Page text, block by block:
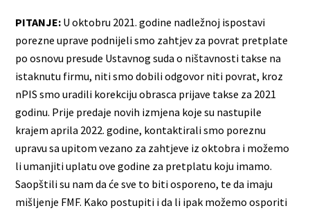
PITANJE: U oktobru 2021. godine nadležnoj ispostavi
porezne uprave podnijeli smo zahtjev za povrat pretplate
po osnovu presude Ustavnog suda o ništavnosti takse na
istaknutu firmu, niti smo dobili odgovor niti povrat, kroz
nPIS smo uradili korekciju obrasca prijave takse za 2021
godinu. Prije predaje novih izmjena koje su nastupile
krajem aprila 2022. godine, kontaktirali smo poreznu
upravu sa upitom vezano za zahtjeve iz oktobra i možemo
li umanjiti uplatu ove godine za pretplatu koju imamo.
Saopštili su nam da će sve to biti osporeno, te da imaju
mišljenje FMF. Kako postupiti i da li ipak možemo osporiti